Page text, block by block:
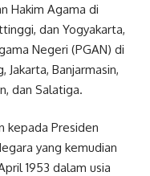
Hakim Agama di
dan Yogyakarta,
Negeri (PGAN) di
Jakarta, Banjarmasin,
dan Salatiga.
kepada Presiden
yang kemudian
1953 dalam usia